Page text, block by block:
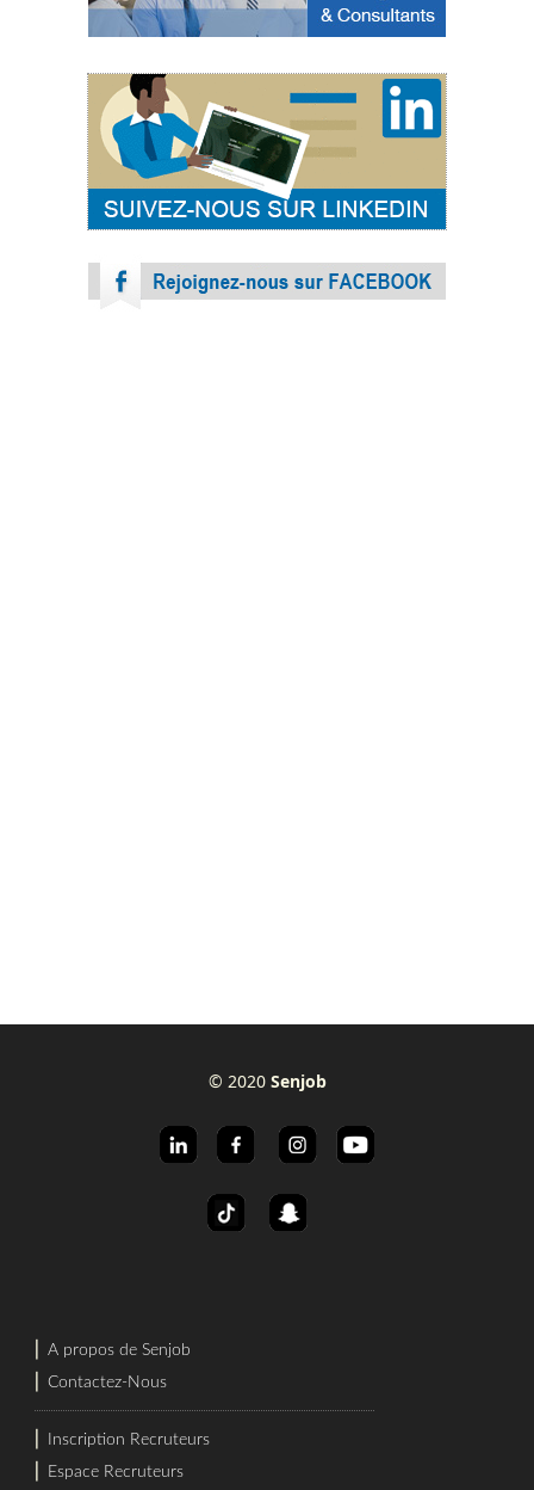
© 2020 Senjob
A propos de Senjob
Contactez-Nous
Inscription Recruteurs
Espace Recruteurs